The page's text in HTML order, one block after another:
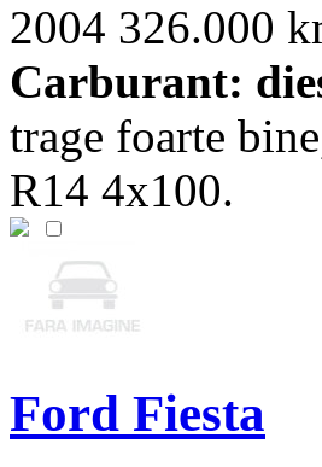
2004 326.000
Carburant:
trage foarte
R14 4x100.
Ford Fiesta